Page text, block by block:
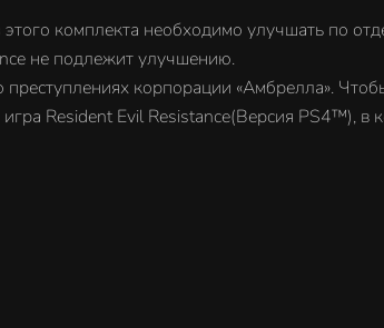
В
и
комплекта необходимо улучшать по
не подлежит улучшению.
корпорации «Амбрелла».
игра Resident Evil Resistance(Версия